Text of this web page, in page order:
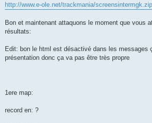
http://www.e-ole.net/trackmania/screensintermgk.zip
Bon et maintenant attaquons le moment que vous
résultats:
Edit: bon le html est désactivé dans les messages
présentation donc ça va pas être très propre
1ere map:
record en: ?